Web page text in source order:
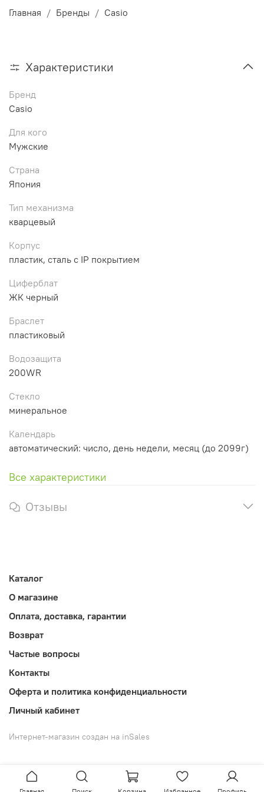
Главная Бренды Casio
Характеристики
Бренд
Casio
Для кого
Мужские
Страна
Япония
Тип механизма
кварцевый
Корпус
пластик, сталь с IP покрытием
Циферблат
ЖК черный
Браслет
пластиковый
Водозащита
200WR
Стекло
минеральное
Календарь
автоматический: число, день недели, месяц (до 2099г)
Все характеристики
Отзывы
Каталог
О магазине
Оплата, доставка, гарантии
Возврат
Частые вопросы
Контакты
Оферта и политика конфиденциальности
Личный кабинет
Интернет-магазин создан на inSales